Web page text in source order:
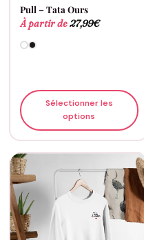
Pull – Tata Ours
À partir de27,99€
Sélectionner les
options